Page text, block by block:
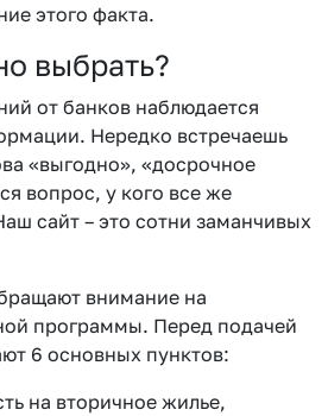
этого факта.
выбрать?
от банков наблюдается
Нередко встречаешь
«выгодно», «досрочное
вопрос, у кого все же
сайт – это сотни заманчивых
внимание на
программы. Перед подачей
6 основных пунктов:
на вторичное жилье,